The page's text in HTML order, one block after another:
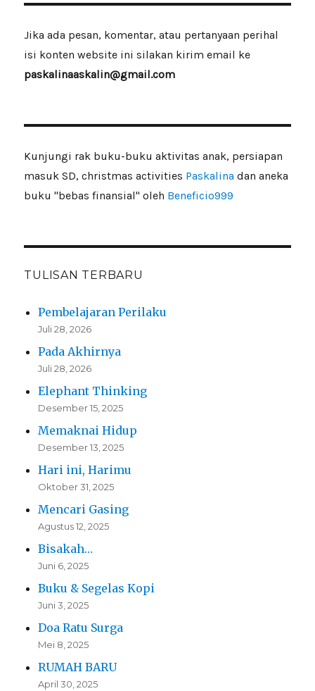
Jika ada pesan, komentar, atau pertanyaan perihal
isi konten website ini silakan kirim email ke
paskalinaaskalin@gmail.com
Kunjungi rak buku-buku aktivitas anak, persiapan
masuk SD, christmas activities Paskalinadan aneka
buku "bebas finansial" oleh Beneficio999
TULISAN TERBARU
Pembelajaran Perilaku
Juli 28, 2026
Pada Akhirnya
Juli 28, 2026
Elephant Thinking
Desember 15, 2025
Memaknai Hidup
Desember 13, 2025
Hari ini, Harimu
Oktober 31, 2025
Mencari Gasing
Agustus 12, 2025
Bisakah…
Juni 6, 2025
Buku & Segelas Kopi
Juni 3, 2025
Doa Ratu Surga
Mei 8, 2025
RUMAH BARU
April 30, 2025